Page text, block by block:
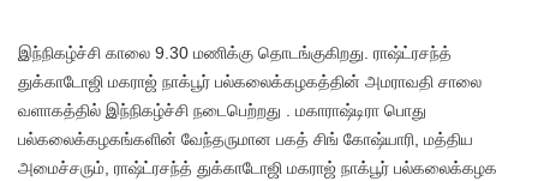
இந்நிகழ்ச்சி காலை 9.30 மணிக்கு தொடங்குகிறது. ராஷ்ட்ரசந்த்
துக்காடோஜி மகராஜ் நாக்பூர் பல்கலைக்கழகத்தின் அமராவதி சாலை
வளாகத்தில் இந்நிகழ்ச்சி நடைபெற்றது . மகாராஷ்டிரா பொது
பல்கலைக்கழகங்களின் வேந்தருமான பகத் சிங் கோஷ்யாரி, மத்திய
அமைச்சரும், ராஷ்ட்ரசந்த் துக்காடோஜி மகராஜ் நாக்பூர் பல்கலைக்கழக